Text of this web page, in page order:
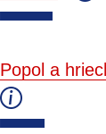
Popol a